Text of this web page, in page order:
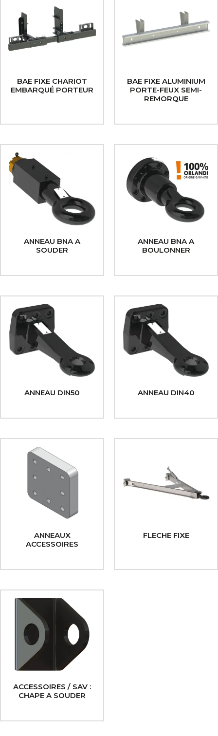
BAE FIXE CHARIOT
EMBARQUÉ PORTEUR
BAE FIXE ALUMINIUM
PORTE-FEUX SEMI-
REMORQUE
ANNEAU BNA A
SOUDER
ANNEAU BNA A
BOULONNER
ANNEAU DIN50 ANNEAU DIN40
ANNEAUX
ACCESSOIRES
FLECHE FIXE
ACCESSOIRES / SAV :
CHAPE A SOUDER